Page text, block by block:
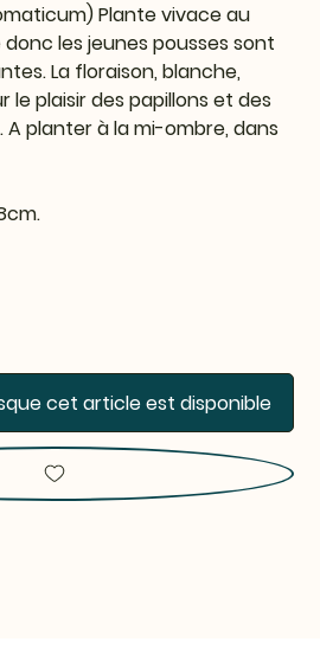
Plante vivace au
les jeunes pousses sont
La floraison, blanche,
le plaisir des papillons et des
planter à la mi-ombre, dans
cet article est disponible